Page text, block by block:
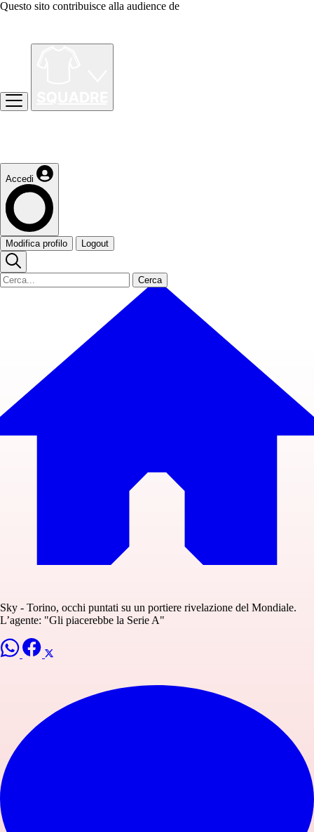
Questo sito contribuisce alla audience de
Accedi
Modifica profilo Logout
Cerca
Sky - Torino, occhi puntati su un portiere rivelazione del Mondiale.
L’agente: "Gli piacerebbe la Serie A"